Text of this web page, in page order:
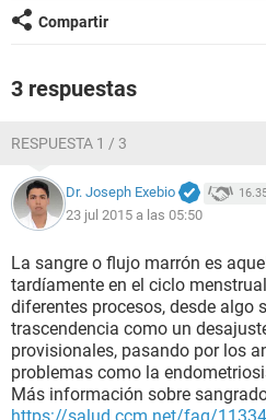
Compartir
3 respuestas
RESPUESTA 1 / 3
Dr. Joseph Exebio
23 jul 2015 a las 05:50
La sangre o flujo marrón es
tardíamente en el ciclo
diferentes procesos, desde algo
trascendencia como un
provisionales, pasando por los
problemas como la
Más información sobre